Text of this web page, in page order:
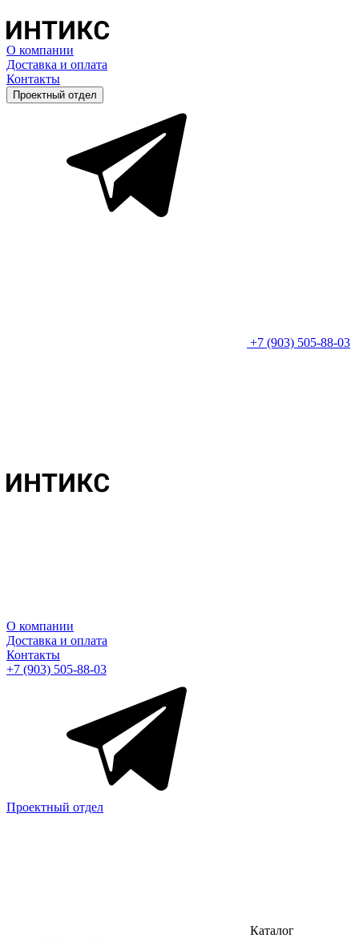
О компании
Доставка и оплата
Контакты
Проектный отдел
+7 (903) 505-88-03
О компании
Доставка и оплата
Контакты
+7 (903) 505-88-03
Проектный отдел
Каталог